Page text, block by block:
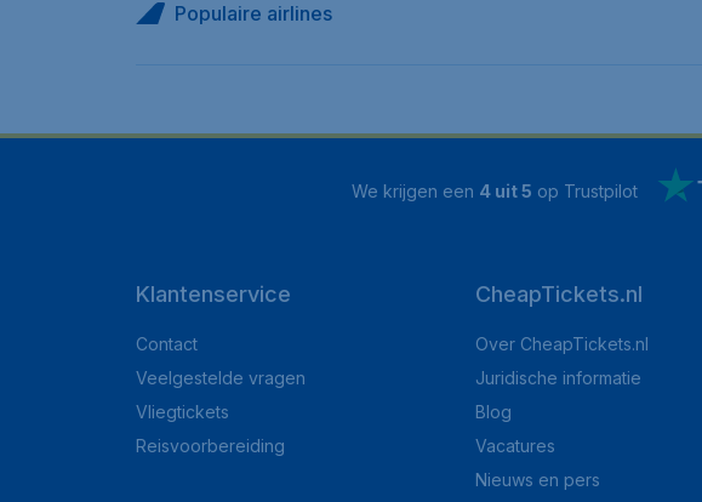
Populaire airlines
We krijgen een 4 uit 5 op Trustpilot
Klantenservice
Contact
Veelgestelde vragen
Vliegtickets
Reisvoorbereiding
CheapTickets.nl
Over CheapTickets.nl
Juridische informatie
Blog
Vacatures
Nieuws en pers